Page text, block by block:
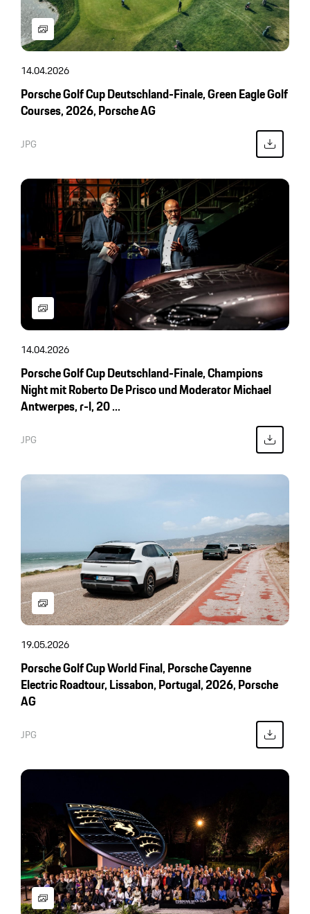
14.04.2026
Porsche Golf Cup Deutschland-Finale, Green Eagle Golf
Courses, 2026, Porsche AG
JPG
14.04.2026
Porsche Golf Cup Deutschland-Finale, Champions
Night mit Roberto De Prisco und Moderator Michael
Antwerpes, r-l, 20 ...
JPG
19.05.2026
Porsche Golf Cup World Final, Porsche Cayenne
Electric Roadtour, Lissabon, Portugal, 2026, Porsche
AG
JPG